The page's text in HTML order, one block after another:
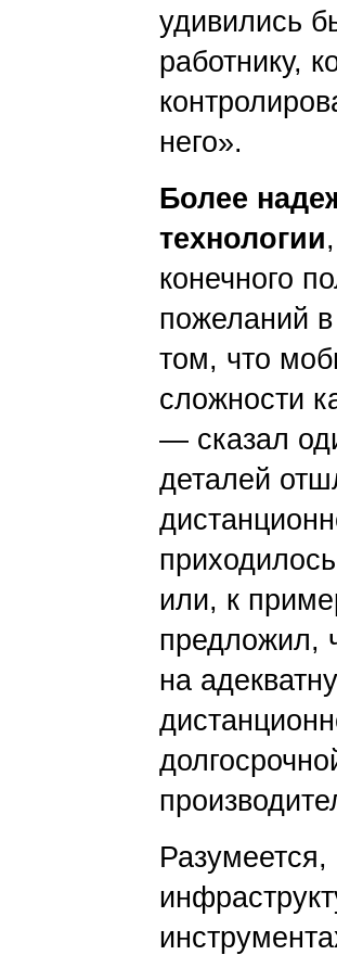
удивились
работнику,
него».
Более
технологии
конечного
пожеланий
том, что
сложности
— сказал
деталей
или, к
предложил,
на